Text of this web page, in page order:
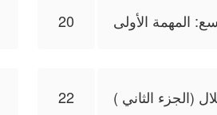
20 المهمة الأولى
22 (الجزء الثاني )